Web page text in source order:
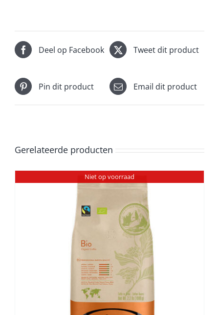
Deel op Facebook Tweet dit product
Pin dit product Email dit product
Gerelateerde producten
Niet op voorraad